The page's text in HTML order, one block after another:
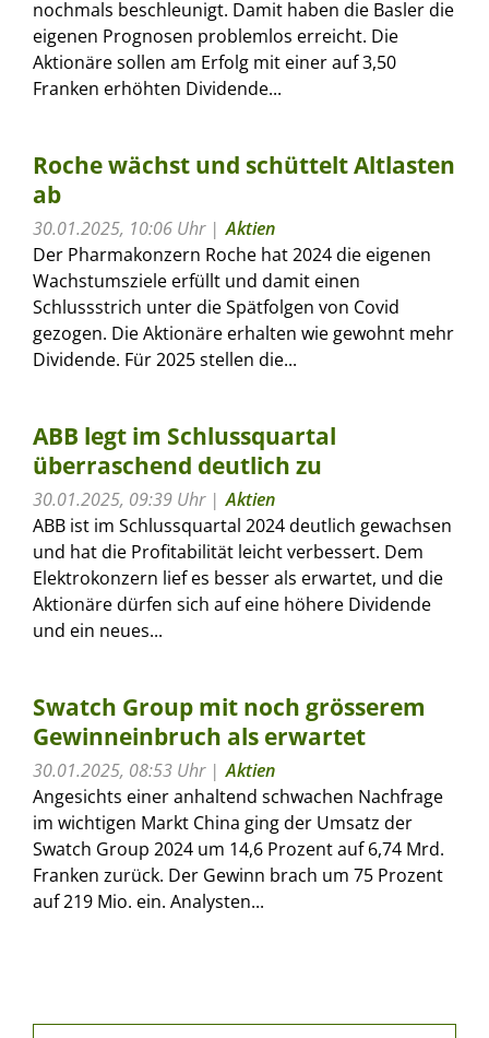
nochmals beschleunigt. Damit haben die Basler die
eigenen Prognosen problemlos erreicht. Die
Aktionäre sollen am Erfolg mit einer auf 3,50
Franken erhöhten Dividende...
Roche wächst und schüttelt Altlasten
ab
30.01.2025, 10:06 Uhr
Aktien
Der Pharmakonzern Roche hat 2024 die eigenen
Wachstumsziele erfüllt und damit einen
Schlussstrich unter die Spätfolgen von Covid
gezogen. Die Aktionäre erhalten wie gewohnt mehr
Dividende. Für 2025 stellen die...
ABB legt im Schlussquartal
überraschend deutlich zu
30.01.2025, 09:39 Uhr
Aktien
ABB ist im Schlussquartal 2024 deutlich gewachsen
und hat die Profitabilität leicht verbessert. Dem
Elektrokonzern lief es besser als erwartet, und die
Aktionäre dürfen sich auf eine höhere Dividende
und ein neues...
Swatch Group mit noch grösserem
Gewinneinbruch als erwartet
30.01.2025, 08:53 Uhr
Aktien
Angesichts einer anhaltend schwachen Nachfrage
im wichtigen Markt China ging der Umsatz der
Swatch Group 2024 um 14,6 Prozent auf 6,74 Mrd.
Franken zurück. Der Gewinn brach um 75 Prozent
auf 219 Mio. ein. Analysten...